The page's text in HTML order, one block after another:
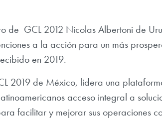
de GCL 2012 Nicolas Albertoni de
a la acción para un más
en 2019.
2019 de México, lidera una
acceso integral a
facilitar y mejorar sus operaciones